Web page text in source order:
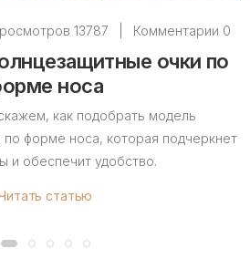
13787 Комментарии 0
очки по
носа
как подобрать модель
по форме носа, которая подчеркнет
и обеспечит удобство.
статью